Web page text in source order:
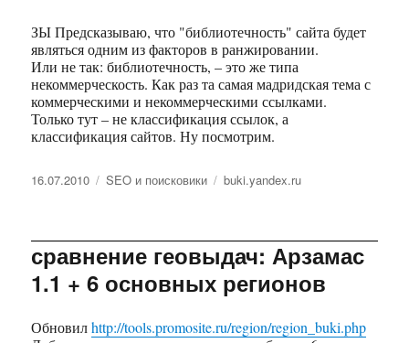
ЗЫ Предсказываю, что "библиотечность" сайта будет
являться одним из факторов в ранжировании.
Или не так: библиотечность, – это же типа
некоммерческость. Как раз та самая мадридская тема с
коммерческими и некоммерческими ссылками.
Только тут – не классификация ссылок, а
классификация сайтов. Ну посмотрим.
Опубликовано
16.07.2010 Рубрики
SEO и поисковики Метки
buki.yandex.ru
сравнение геовыдач: Арзамас
1.1 + 6 основных регионов
Обновилhttp://tools.promosite.ru/region/region_buki.php